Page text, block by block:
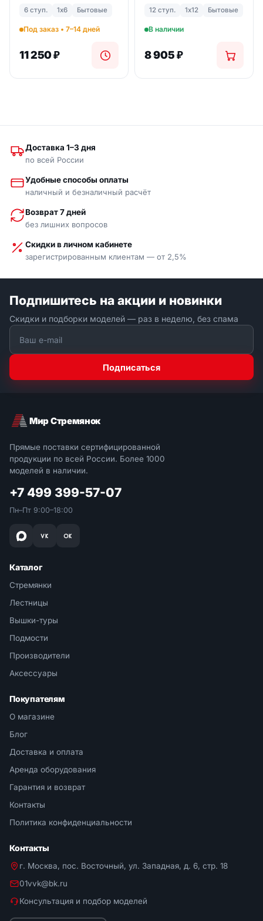
перекл. (арт. 127013)
6 ступ. 1х6 Бытовые
Под заказ • 7–14 дней
11 250₽
ступ. (арт. 6112)
12 ступ. 1х12 Бытовые
В наличии
8 905₽
Доставка 1–3 дня
по всей России
Удобные способы оплаты
наличный и безналичный расчёт
Возврат 7 дней
без лишних вопросов
Скидки в личном кабинете
зарегистрированным клиентам — от 2,5%
Подпишитесь на акции и новинки
Скидки и подборки моделей — раз в неделю, без спама
Подписаться
Мир Стремянок
Прямые поставки сертифицированной
продукции по всей России. Более 1000
моделей в наличии.
+7 499 399-57-07
Пн–Пт 9:00–18:00
Каталог
Стремянки
Лестницы
Вышки-туры
Подмости
Производители
Аксессуары
Покупателям
О магазине
Блог
Доставка и оплата
Аренда оборудования
Гарантия и возврат
Контакты
Политика конфиденциальности
Контакты
г. Москва, пос. Восточный, ул. Западная, д. 6, стр. 18
01vvk@bk.ru
Консультация и подбор моделей